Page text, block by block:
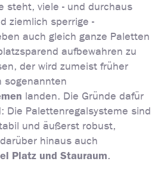
steht, viele - und durchaus
ziemlich sperrige -
auch gleich ganze Paletten
aufbewahren zu
der wird zumeist früher
sogenannten
landen. Die Gründe dafür
Die Palettenregalsysteme sind
und äußerst robust,
hinaus auch
Platz und Stauraum.